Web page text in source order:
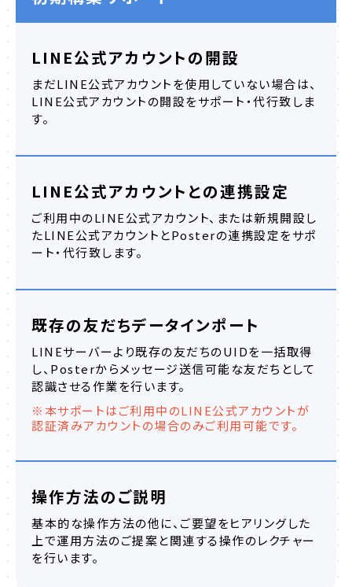
LINE公式アカウントの開設
まだLINE公式アカウントを使用していない場合は、
LINE公式アカウントの開設をサポート・代行致しま
す。
LINE公式アカウントとの連携設定
ご利用中のLINE公式アカウント、または新規開設し
たLINE公式アカウントとPosterの連携設定をサポ
ート・代行致します。
既存の友だちデータインポート
LINEサーバーより既存の友だちのUIDを一括取得
し、Posterからメッセージ送信可能な友だちとして
認識させる作業を行います。
※本サポートはご利用中のLINE公式アカウントが
認証済みアカウントの場合のみご利用可能です。
操作方法のご説明
基本的な操作方法の他に、ご要望をヒアリングした
上で運用方法のご提案と関連する操作のレクチャー
を行います。